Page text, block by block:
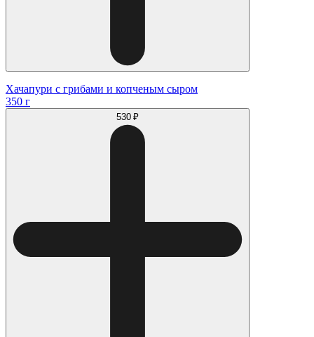
Хачапури с грибами и копченым сыром
350 г
530 ₽